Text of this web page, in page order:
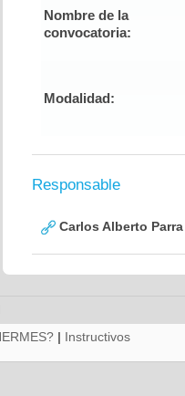
Nombre de la
convocatoria:
Modalidad:
Responsable
Carlos Alberto
| Instructivos